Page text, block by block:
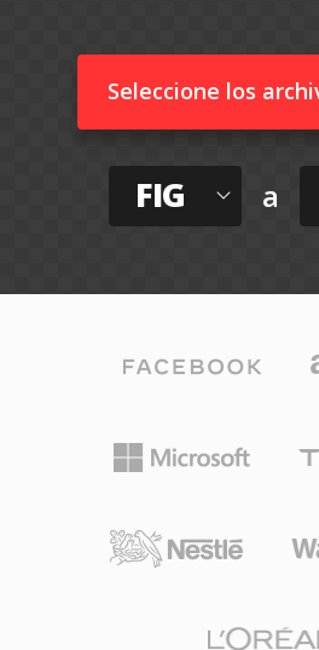
Seleccione los
FIG a